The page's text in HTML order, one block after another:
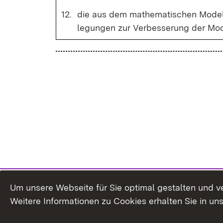
12.
die aus dem ma­the­ma­ti­schen
le­gun­gen zur Ver­bes­se­rung der
Um unsere Webseite für Sie optimal gestalten und
Weitere Informationen zu Cookies erhalten Sie in